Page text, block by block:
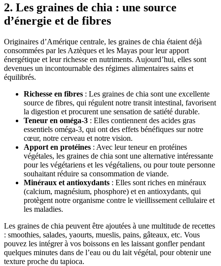
2. Les graines de chia : une source
d’énergie et de fibres
Originaires d’Amérique centrale, les graines de chia étaient déjà
consommées par les Aztèques et les Mayas pour leur apport
énergétique et leur richesse en nutriments. Aujourd’hui, elles sont
devenues un incontournable des régimes alimentaires sains et
équilibrés.
Richesse en fibres : Les graines de chia sont une excellente
source de fibres, qui régulent notre transit intestinal, favorisent
la digestion et procurent une sensation de satiété durable.
Teneur en oméga-3 : Elles contiennent des acides gras
essentiels oméga-3, qui ont des effets bénéfiques sur notre
cœur, notre cerveau et notre vision.
Apport en protéines : Avec leur teneur en protéines
végétales, les graines de chia sont une alternative intéressante
pour les végétariens et les végétaliens, ou pour toute personne
souhaitant réduire sa consommation de viande.
Minéraux et antioxydants : Elles sont riches en minéraux
(calcium, magnésium, phosphore) et en antioxydants, qui
protègent notre organisme contre le vieillissement cellulaire et
les maladies.
Les graines de chia peuvent être ajoutées à une multitude de recettes
: smoothies, salades, yaourts, mueslis, pains, gâteaux, etc. Vous
pouvez les intégrer à vos boissons en les laissant gonfler pendant
quelques minutes dans de l’eau ou du lait végétal, pour obtenir une
texture proche du tapioca.